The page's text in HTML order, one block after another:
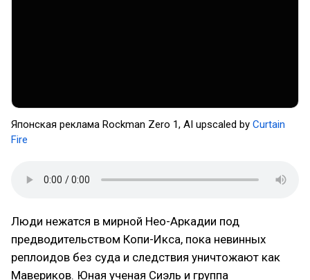
Японская реклама Rockman Zero 1, AI upscaled by Curtain
Fire
Люди нежатся в мирной Нео-Аркадии под
предводительством Копи-Икса, пока невинных
реплоидов без суда и следствия уничтожают как
Мавериков. Юная ученая Сиэль и группа